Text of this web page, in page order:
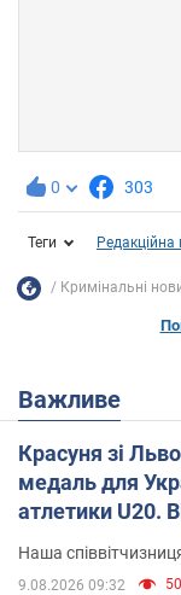
0 303
Теги Редакційна
Кримінальні
Важливе
Красуня зі
медаль для
атлетики U20.
Наша
9.08.2026 09:32